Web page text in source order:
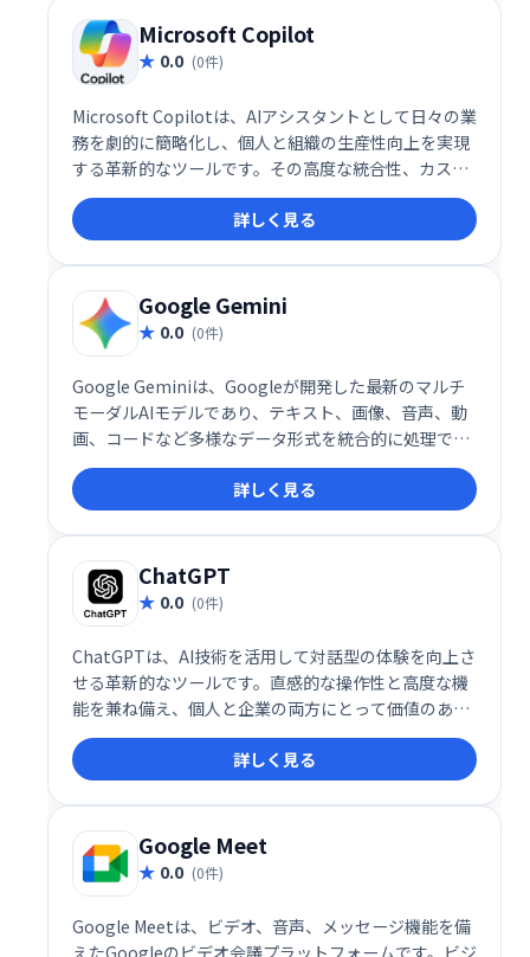
Microsoft Copilot
0.0 (0件)
Microsoft Copilotは、AIアシスタントとして日々の業
務を劇的に簡略化し、個人と組織の生産性向上を実現
する革新的なツールです。その高度な統合性、カスタ
マイズ性、そして自然言語での操作性により、デジタ
ルワークプレイスの未来を切り開く重要な存在として
注目されています。
詳しく見る
Google Gemini
0.0 (0件)
Google Geminiは、Googleが開発した最新のマルチ
モーダルAIモデルであり、テキスト、画像、音声、動
画、コードなど多様なデータ形式を統合的に処理でき
る点が特徴です。これにより、ユーザーは単一のプラ
ットフォーム上で複数の情報源を組み合わせた高度な
タスクを実行できます。
詳しく見る
ChatGPT
0.0 (0件)
ChatGPTは、AI技術を活用して対話型の体験を向上さ
せる革新的なツールです。直感的な操作性と高度な機
能を兼ね備え、個人と企業の両方にとって価値のある
ソリューションを提供します。その多用途性、拡張
性、そして進化し続ける技術基盤により、ChatGPTは
AIによるコミュニケーションの新しいスタンダードを
構築しています。
詳しく見る
Google Meet
0.0 (0件)
Google Meetは、ビデオ、音声、メッセージ機能を備